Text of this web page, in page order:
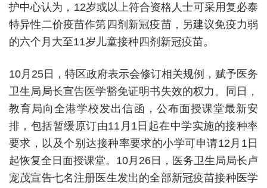
护中心认为，12岁或以上符合资格人士可采用复必泰
特异性二价疫苗作第四剂新冠疫苗，另建议免疫力弱
的六个月大至11岁儿童接种四剂新冠疫苗。
10月25日，特区政府表示会修订相关规例，赋予医务
卫生局局长宣告医学豁免证明书失效的权力。同日，
教育局向全港学校发出信函，公布面授课堂最新安
排，包括暂缓原订由11月1日起在中学实施的接种率
要求，以及个别达接种率要求的小学可申请12月1日
起恢复全日面授课堂。10月26日，医务卫生局局长卢
宠茂宣告七名注册医生发出的全部新冠疫苗接种医学